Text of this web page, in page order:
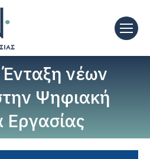
νέων
Ψηφιακή
Εργασίας